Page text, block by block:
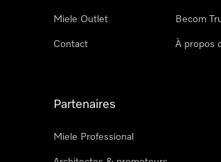
Miele Outlet
Contact
Becom
À propos
Partenaires
Miele Professional